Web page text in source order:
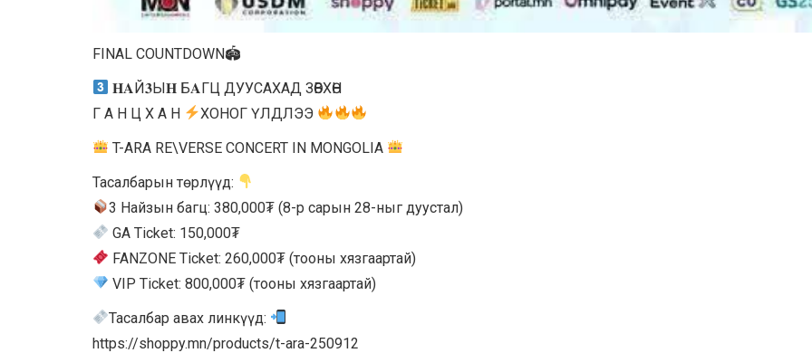
FINAL COUNTDOWN🏟
𝐇𝐀Й𝟑Ы𝐇 Б𝐀ГЦ ДУУСАХАД ЗӨВХӨН
Г А Н Ц Х А Н
ХОНОГ ҮЛДЛЭЭ
T-ARA RE\VERSE CONCERT IN MONGOLIA
Тасалбарын төрлүүд:
3 Найзын багц: 380,000₮ (8-р сарын 28-ныг дуустал)
GA Ticket: 150,000₮
FANZONE Ticket: 260,000₮ (тооны хязгаартай)
VIP Ticket: 800,000₮ (тооны хязгаартай)
Тасалбар авах линкүүд:
https://shoppy.mn/products/t-ara-250912